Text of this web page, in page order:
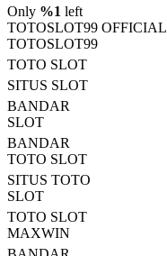
rata.
Read
13
Reviews.
Tautan
halaman
yang
sama.
Only %1 left
TOTOSLOT99 OFFICIAL
TOTOSLOT99
TOTO SLOT
SITUS SLOT
BANDAR
SLOT
BANDAR
TOTO SLOT
SITUS TOTO
SLOT
TOTO SLOT
MAXWIN